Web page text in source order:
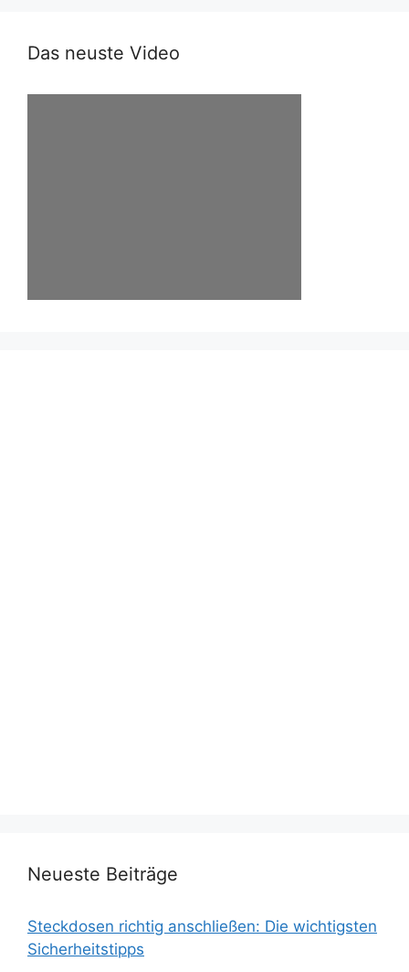
Das neuste Video
Neueste Beiträge
Steckdosen richtig anschließen: Die wichtigsten
Sicherheitstipps